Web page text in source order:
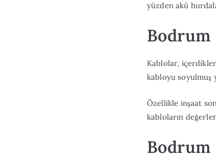
yüzden akü
Bodrum
Kablolar,
kabloyu soyulmuş
Özellikle inşaat
kabloların
Bodrum